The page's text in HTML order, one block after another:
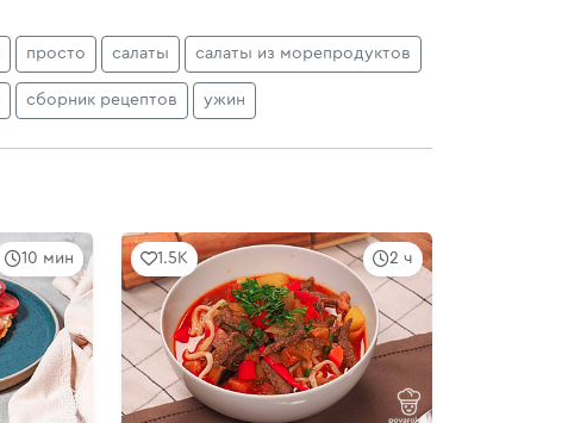
просто салаты салаты из морепродуктов
сборник рецептов ужин
10 мин 2 ч
1.5K